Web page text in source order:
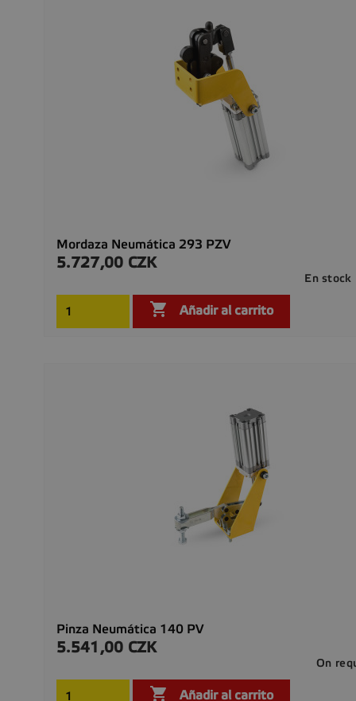
Mordaza Neumática 293 PZV
Precio
5.727,00 CZK
En stock
 Añadir al carrito
Pinza Neumática 140 PV
Precio
5.541,00 CZK
On
 Añadir al carrito